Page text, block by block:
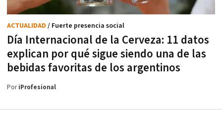
Día Internacional de la Cerveza: 11 datos
explican por qué sigue siendo una de las
bebidas favoritas de los argentinos
ACTUALIDAD / Fuerte presencia social
PoriProfesional